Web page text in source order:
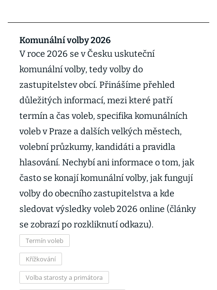
Komunální volby 2026
V roce 2026 se v Česku uskuteční
komunální volby, tedy volby do
zastupitelstev obcí. Přinášíme přehled
důležitých informací, mezi které patří
termín a čas voleb, specifika komunálních
voleb v Praze a dalších velkých městech,
volební průzkumy, kandidáti a pravidla
hlasování. Nechybí ani informace o tom, jak
často se konají komunální volby, jak fungují
volby do obecního zastupitelstva a kde
sledovat výsledky voleb 2026 online (články
se zobrazí po rozkliknutí odkazu).
Termín voleb
Křížkování
Volba starosty a primátora